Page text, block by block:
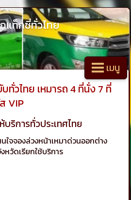
แท็กซี่ทั่วไทย
เมนู
ทั่วไทย เหมารถ 4 ที่นั่ง 7 ที่
VIP
บริการทั่วประเทศไทย
ใจจองล่วงหน้าเหมาด่วนออกต่าง
หวัดเรียกใช้บริการ